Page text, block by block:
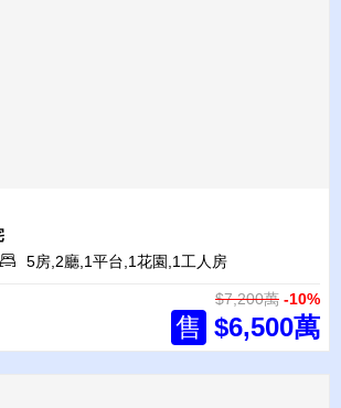
5房,2廳,1平台,1花園,1工人房
$7,200萬 -10%
售 $6,500萬